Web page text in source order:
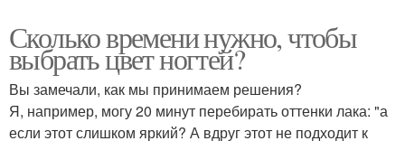
Сколько времени нужно, чтобы
выбрать цвет ногтей?
Вы замечали, как мы принимаем решения?
Я, например, могу 20 минут перебирать оттенки лака: "а
если этот слишком яркий? А вдруг этот не подходит к